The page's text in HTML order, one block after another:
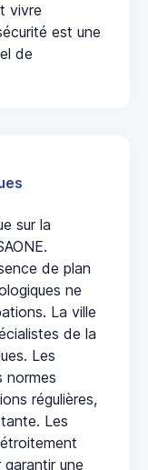
vivre
est une
de
sur la
de plan
ne
La ville
de la
Les
normes
régulières,
Les
une